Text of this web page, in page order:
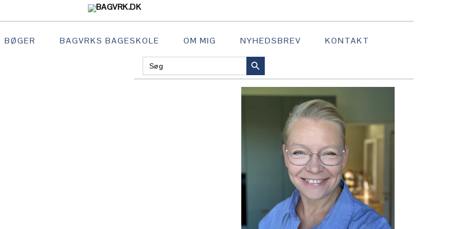
BØGER BAGVRKS BAGESKOLE OM MIG NYHEDSBREV KONTAKT
Search
for:
SEARCH BUTTON
PRIMÆR
SIDEBAR